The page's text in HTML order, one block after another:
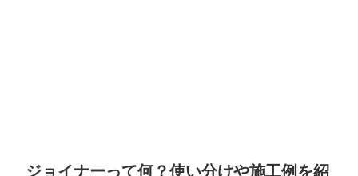
ジョイナーって何？使い分けや施工例を紹